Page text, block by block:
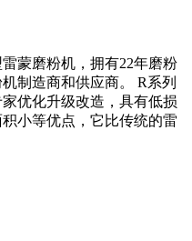
蒙磨粉机，拥有22年磨粉
制造商和供应商。 R系列
优化升级改造，具有低损
小等优点，它比传统的雷